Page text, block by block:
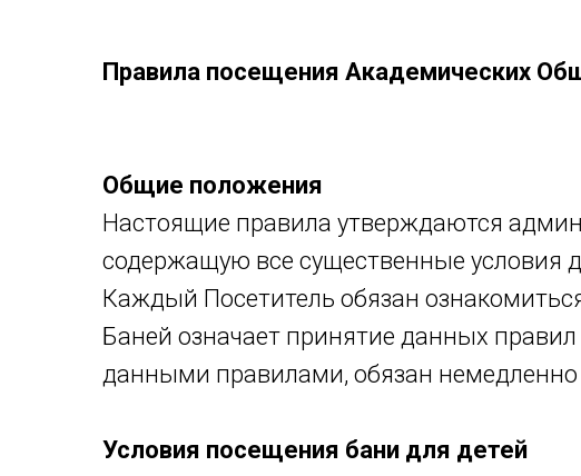
Правила посещения Академических
Общие положения
Настоящие правила утверждаются
содержащую все существенные условия
Каждый Посетитель обязан
Баней означает принятие данных
данными правилами, обязан немедленно
Условия посещения бани для детей